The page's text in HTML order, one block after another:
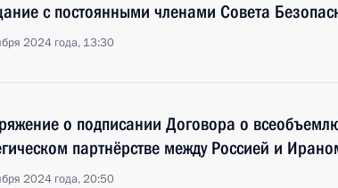
с постоянными членами Совета
2024 года, 13:30
о подписании Договора о
партнёрстве между Россией и
2024 года, 20:50